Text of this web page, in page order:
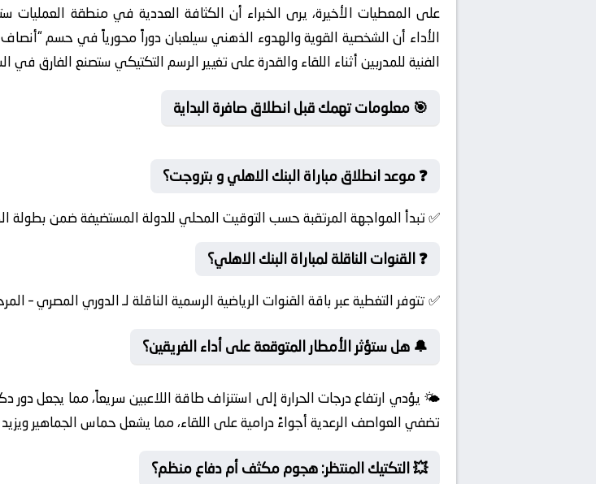
على المعطيات الأخيرة، يرى الخبراء أن الكثافة العددية في منطقة العمليات
الأداء أن الشخصية القوية والهدوء الذهني سيلعبان دوراً محورياً في حسم
الفنية للمدربين أثناء اللقاء والقدرة على تغيير الرسم التكتيكي ستصنع الفارق في
🎯 معلومات تهمك قبل انطلاق صافرة البداية
❓ موعد انطلاق مباراة البنك الاهلي و بتروجت؟
✅ تبدأ المواجهة المرتقبة حسب التوقيت المحلي للدولة المستضيفة ضمن بطولة
❓ القنوات الناقلة لمباراة البنك الاهلي؟
✅ تتوفر التغطية عبر باقة القنوات الرياضية الرسمية الناقلة لـ الدوري المصري –
🔔 هل ستؤثر الأمطار المتوقعة على أداء الفريقين؟
🌤️ يؤدي ارتفاع درجات الحرارة إلى استنزاف طاقة اللاعبين سريعاً، مما يجعل دور
تضفي العواصف الرعدية أجواءً درامية على اللقاء، مما يشعل حماس الجماهير ويزيد
💥 التكتيك المنتظر: هجوم مكثف أم دفاع منظم؟